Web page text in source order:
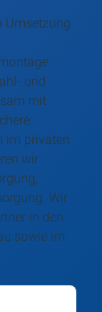
Umsetzung
und
mit
im privaten
wir
Wir
in den
sowie im